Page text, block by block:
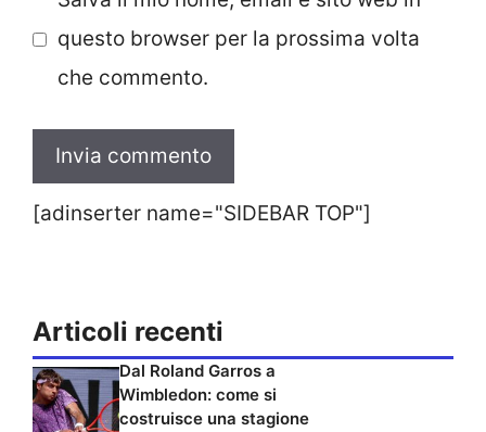
questo browser per la prossima volta
che commento.
[adinserter name="SIDEBAR TOP"]
Articoli recenti
Dal Roland Garros a
Wimbledon: come si
costruisce una stagione